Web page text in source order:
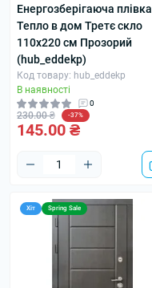
Енергозберігаюча плівка
Тепло в дом Третє скло
110x220 см Прозорий
(hub_eddekp)
Код товару: hub_eddekp
В наявності
0
230.00 ₴ -37%
145.00 ₴
Хіт Spring Sale